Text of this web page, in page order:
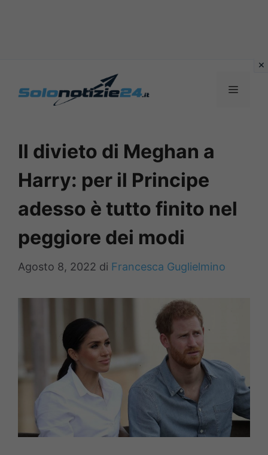
MENU
Il divieto di Meghan a
Harry: per il Principe
adesso è tutto finito nel
peggiore dei modi
Agosto 8, 2022 di Francesca Guglielmino